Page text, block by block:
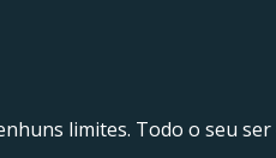
limites. Todo o seu ser